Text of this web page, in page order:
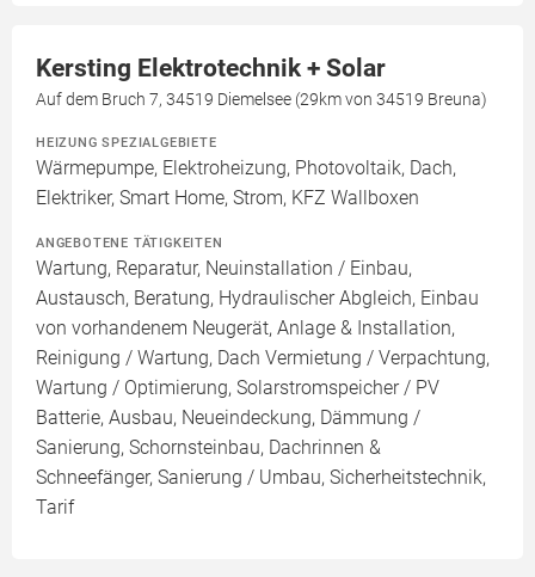
Kersting Elektrotechnik + Solar
Auf dem Bruch 7, 34519 Diemelsee (29km von 34519 Breuna)
HEIZUNG SPEZIALGEBIETE
Wärmepumpe, Elektroheizung, Photovoltaik, Dach,
Elektriker, Smart Home, Strom, KFZ Wallboxen
ANGEBOTENE TÄTIGKEITEN
Wartung, Reparatur, Neuinstallation / Einbau,
Austausch, Beratung, Hydraulischer Abgleich, Einbau
von vorhandenem Neugerät, Anlage & Installation,
Reinigung / Wartung, Dach Vermietung / Verpachtung,
Wartung / Optimierung, Solarstromspeicher / PV
Batterie, Ausbau, Neueindeckung, Dämmung /
Sanierung, Schornsteinbau, Dachrinnen &
Schneefänger, Sanierung / Umbau, Sicherheitstechnik,
Tarif